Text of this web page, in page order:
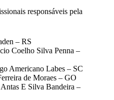
responsáveis pela
– RS
Coelho Silva Penna –
Americano Labes – SC
de Moraes – GO
E Silva Bandeira –